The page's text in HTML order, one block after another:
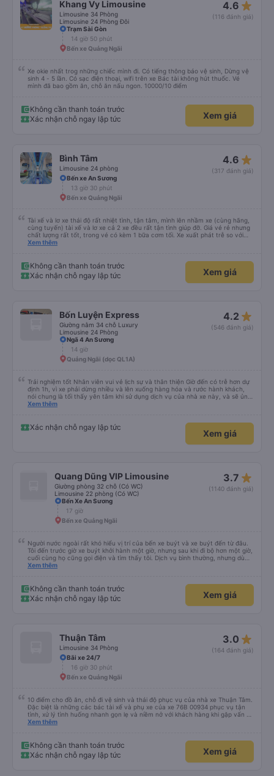
Khang Vy Limousine
Limousine 34 Phòng
Limousine 24 Phòng Đôi
4.6 star_rate
(116 đánh giá)
Trạm Sài Gòn
14 giờ 50 phút
Bến xe Quảng Ngãi
Xe okie nhất trog những chiếc mình đi. Có tiếng thông báo vệ sinh, Dừng vệ
sinh 4 - 5 lần. Có sạc điện thoại, wifi trên xe Bác tài không hút thuốc. Vé
mình đã bao gồm ăn, chỗ ăn nấu ngon. 10000/10 điểm
Không cần thanh toán trước
Xác nhận chỗ ngay lập tức
Xem giá
Bình Tâm
Limousine 24 phòng
4.6 star_rate
(317 đánh giá)
Bến xe An Sương
13 giờ 30 phút
Bến xe Quảng Ngãi
Tài xế và lơ xe thái độ rất nhiệt tình, tận tâm, mình lên nhầm xe (cùng hãng,
cùng tuyến) tài xế và lơ xe cả 2 xe đều rất tận tình giúp đỡ. Giá vé rẻ nhưng
chất lượng rất tốt, trong vé có kèm 1 bữa cơm tối. Xe xuất phát trễ so với
trên app 45p, nhưng do bão nên trời mưa rất to, có thể thông cảm được.
Xem thêm
Không cần thanh toán trước
Xác nhận chỗ ngay lập tức
Xem giá
Bốn Luyện Express
Giường nằm 34 chỗ Luxury
Limousine 24 Phòng
4.2 star_rate
(546 đánh giá)
Ngã 4 An Sương
14 giờ
Quảng Ngãi (dọc QL1A)
Trải nghiệm tốt Nhân viên vui vẻ lịch sự và thân thiện Giờ đến có trễ hơn dự
định 1h, vì xe phải dừng nhiều và lên xuống hàng hóa và rước hành khách,
nói chung là tối thấy yên tâm khi sử dụng dịch vụ của nhà xe này, và sẽ ủng
hộ và giới thiệu cho người thân sử dụng dịch vụ của nhà xe này
Xem thêm
Xác nhận chỗ ngay lập tức
Xem giá
Quang Dũng VIP Limousine
Giường phòng 32 chỗ (Có WC)
Limousine 22 phòng (Có WC)
3.7 star_rate
(1140 đánh giá)
Bến Xe An Sương
17 giờ
Bến xe Quảng Ngãi
Người nước ngoài rất khó hiểu vị trí của bến xe buýt và xe buýt đến từ đâu.
Tôi đến trước giờ xe buýt khởi hành một giờ, nhưng sau khi đi bộ hơn một giờ,
cuối cùng họ cũng gọi điện và tìm thấy tôi. Dịch vụ bình thường, nhưng dù
sao thì tôi ngủ ngon hơn ở khách sạn vì tôi rất thoải mái. Sẽ tuyệt hơn nếu
Xem thêm
Không cần thanh toán trước
Xác nhận chỗ ngay lập tức
Xem giá
Thuận Tâm
Limousine 34 Phòng
3.0 star_rate
(164 đánh giá)
Bãi xe 24/7
16 giờ 30 phút
Bến xe Quảng Ngãi
10 điểm cho đồ ăn, chỗ đi vệ sinh và thái độ phục vụ của nhà xe Thuận Tâm.
Đặc biệt là những các bác tài xế và phụ xe của xe 76B 00934 phục vụ tận
tình, xử lý tình huống nhanh gọn lẹ và niềm nở với khách hàng khi gặp vấn đề
không may. Mình đặt xe lúc 6:00 không may không gửi được xe máy ở lại,
Xem thêm
Không cần thanh toán trước
Xác nhận chỗ ngay lập tức
Xem giá